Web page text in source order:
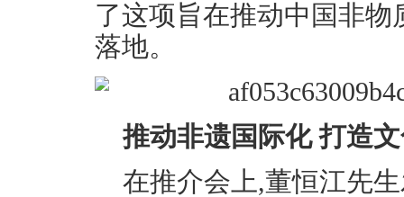
了这项旨在推动中国非
落地。
推动非遗国际化 打造
在推介会上,董恒江先